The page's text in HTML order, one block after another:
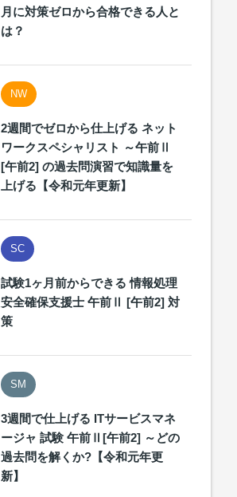
月に対策ゼロから合格できる人と
は？
NW
2週間でゼロから仕上げる ネット
ワークスペシャリスト ～午前Ⅱ
[午前2] の過去問演習で知識量を
上げる【令和元年更新】
SC
試験1ヶ月前からできる 情報処理
安全確保支援士 午前Ⅱ [午前2] 対
策
SM
3週間で仕上げる ITサービスマネ
ージャ 試験 午前Ⅱ[午前2] ～どの
過去問を解くか?【令和元年更
新】